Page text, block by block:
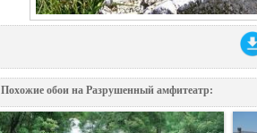
Похожие обои на Разрушенный амфитеатр: